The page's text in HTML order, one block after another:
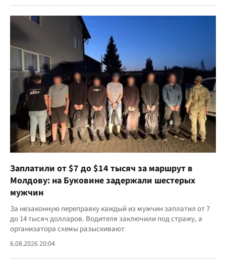
Заплатили от $7 до $14 тысяч за маршрут в
Молдову: на Буковине задержали шестерых
мужчин
За незаконную переправку каждый из мужчин заплатил от 7
до 14 тысяч долларов. Водителя заключили под стражу, а
организатора схемы разыскивают
6.08.2026 20:04